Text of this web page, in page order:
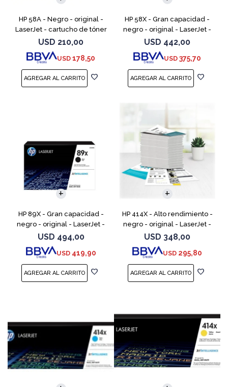
HP 58A - Negro - original -
LaserJet - cartucho de tóner
(CF258A) - para LaserJet Pro
M404dn, M404dw, M404n,
M428fdw, MFP M428dw
USD 210,00
USD 178,50
HP 58X - Gran capacidad -
negro - original - LaserJet -
cartucho de tóner (CF258X) -
para LaserJet Pro M404dn,
M404dw, M404n, M4
USD 442,00
USD 375,70
HP 89X - Gran capacidad -
negro - original - LaserJet -
cartucho de tóner (CF289X)
USD 494,00
USD 419,90
HP 414X - Alto rendimiento -
negro - original - LaserJet -
cartucho de tóner (W2020X) -
para Color LaserJet
Enterprise M455, MFP
USD 348,00
USD 295,80